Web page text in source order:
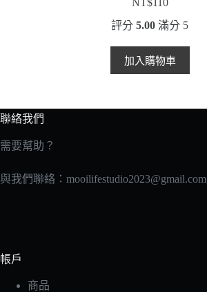
評分5.00 滿分 5
加入購物車
聯絡我們
需要幫助？
與我們聯絡：mooilifestudio2023@gmail.com
帳戶
商品